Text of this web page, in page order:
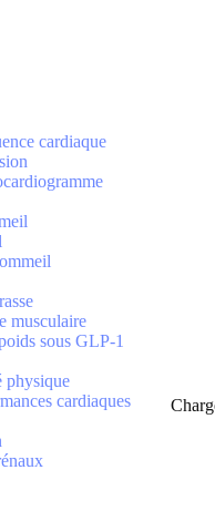
cardiaque
musculaire
sous GLP-1
physique
cardiaques